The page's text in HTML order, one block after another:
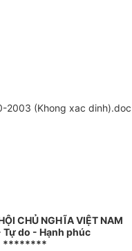
2003 (Khong xac dinh).doc
CHỦ NGHĨA VIỆT NAM
Tự do - Hạnh phúc
********